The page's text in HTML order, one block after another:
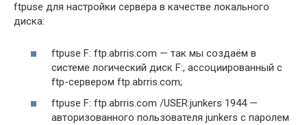
ftpuse для настройки сервера в качестве локального
диска:
ftpuse F: ftp.abrris.com — так мы создаём в
системе логический диск F:, ассоциированный с
ftp-сервером ftp.abrris.com;
ftpuse F: ftp.abrris.com /USER:junkers 1944 —
авторизованного пользователя junkers с паролем